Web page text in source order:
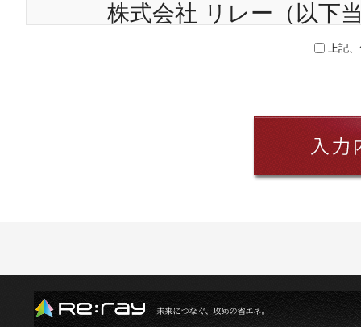
株式会社 リレー（以下
エネ設備などの研究開
様という）や従業員の
的責務であると認識し
その他の規範を遵守す
行動指針
上記